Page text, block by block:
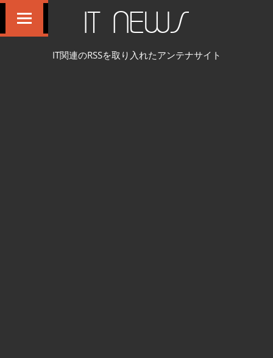
IT NEWS
IT関連のRSSを取り入れたアンテナサイト